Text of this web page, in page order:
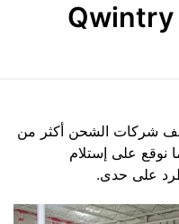
شركات الشحن أكثر من
نوقع على إستلام
على حدى.